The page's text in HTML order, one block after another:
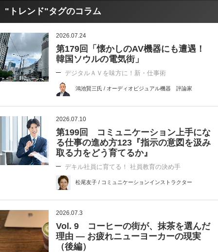
"トレンド"タグのコラム
2026.07.24
第179回「懐かしのAV機器にも遭遇！
韓国ソウルの電気街」
デジタルＡＶを味方に！新・仕事術
鴻池賢三氏 / オーディオビジュアル機器 評論家
2026.07.10
第199回 コミュニケーション上手にな
る仕事の進め方123『指示の意図を汲み
取る力をどう育てるか』
デキル社員に育てる！ 社員教育の決め手
松尾友子 / コミュニケーションインストラクター
2026.07.3
Vol. 9 コーヒーの街が、抹茶を選んだ
理由 ― お疲れニューヨーカーの現実
（後編）